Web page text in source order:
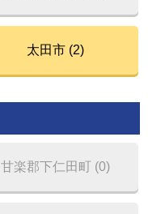
太田市 (2)
甘楽郡下仁田町 (0)